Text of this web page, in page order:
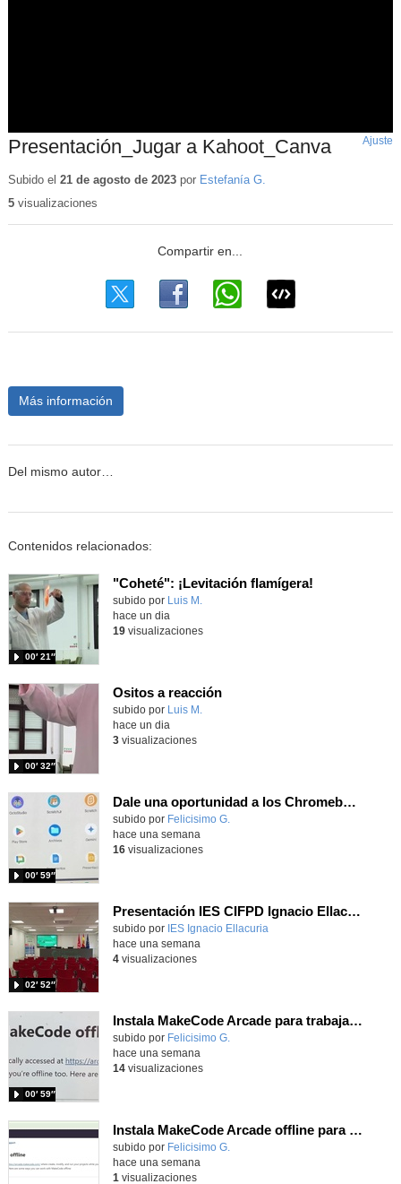
Presentación_Jugar a Kahoot_Canva Ajuste
Subido el 21 de agosto de 2023por Estefanía G.
5visualizaciones
Más información
Del mismo autor…
Contenidos relacionados:
"Coheté": ¡Levitación flamígera!
Contenido educativo.
subido por Luis M.
00′ 21″
hace un dia
19visualizaciones
Ositos a reacción
Contenido educativo.
subido por Luis M.
00′ 32″
hace un dia
3visualizaciones
Dale una oportunidad a los Chromebooks y utiliza un proyector para realizar talleres si no tienes pantallas táctiles
Contenido educativo.
subido por Felicisimo G.
00′ 59″
hace una semana
16visualizaciones
Presentación IES CIFPD Ignacio Ellacuría
Contenido educativo.
subido por IES Ignacio Ellacuria
02′ 52″
hace una semana
4visualizaciones
Instala MakeCode Arcade para trabajar offline en tu tablet, ordenador, Chromebook
Contenido educativo.
subido por Felicisimo G.
00′ 59″
hace una semana
14visualizaciones
Instala MakeCode Arcade offline para programar grandes juegos sin necesidad de Internet
Contenido educativo.
subido por Felicisimo G.
hace una semana
1 visualizaciones